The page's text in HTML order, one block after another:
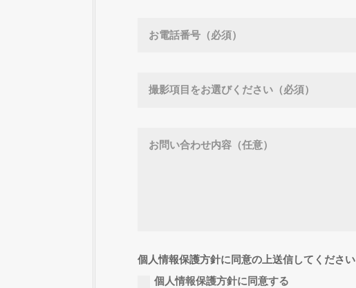
個人情報保護方針に同意の上送信してください
個人情報保護方針に同意する